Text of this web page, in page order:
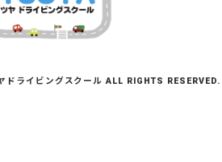
ライビングスクール ALL RIGHTS RESERVED.